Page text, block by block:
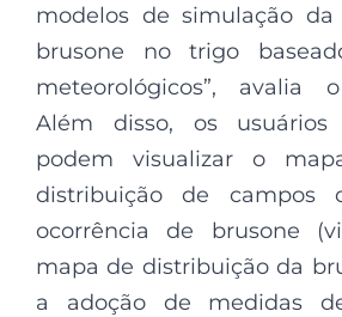
modelos de simulação da
brusone no trigo
meteorológicos”, avalia
Além disso, os
podem visualizar o
distribuição de campos
ocorrência de brusone
mapa de distribuição da
a adoção de medidas